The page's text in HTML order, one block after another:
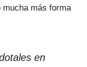
mucha más forma
en